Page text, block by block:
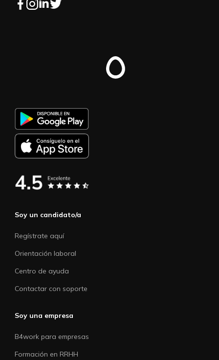
Soy un candidato/a
Regístrate aquí
Orientación laboral
Centro de ayuda
Contactar con soporte
Soy una empresa
B4work para empresas
Formación en RRHH